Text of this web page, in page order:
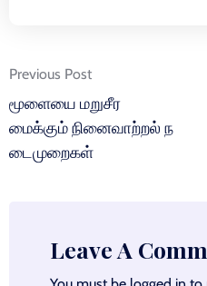
Post
navigation
Previous Post
மூளையை மறுசீர
மைக்கும் நினைவாற்றல் ந
டைமுறைகள்
Leave A